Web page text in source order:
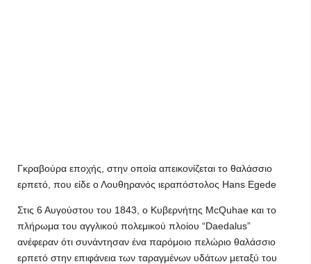
Γκραβούρα εποχής, στην οποία απεικονίζεται το θαλάσσιο
ερπετό, που είδε ο Λουθηρανός ιεραπόστολος Hans Egede
Στις 6 Αυγούστου του 1843, ο Κυβερνήτης McQuhae και το
πλήρωμα του αγγλικού πολεμικού πλοίου “Daedalus”
ανέφεραν ότι συνάντησαν ένα παρόμοιο πελώριο θαλάσσιο
ερπετό στην επιφάνεια των ταραγμένων υδάτων μεταξύ του